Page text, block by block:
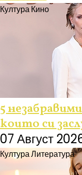
КултураКино
5
които си
07 Август
КултураЛитература